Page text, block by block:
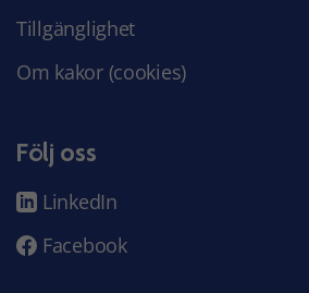
Tillgänglighet
Om kakor (cookies)
Följ oss
LinkedIn
Facebook